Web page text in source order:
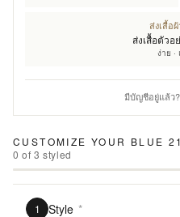
ส่งเสื้อ
ส่งเสื้อตัว
ง่าย
มีบัญชีอยู่แล้ว?
CUSTOMIZE YOUR BLUE
0 of3 styled
1 Style *